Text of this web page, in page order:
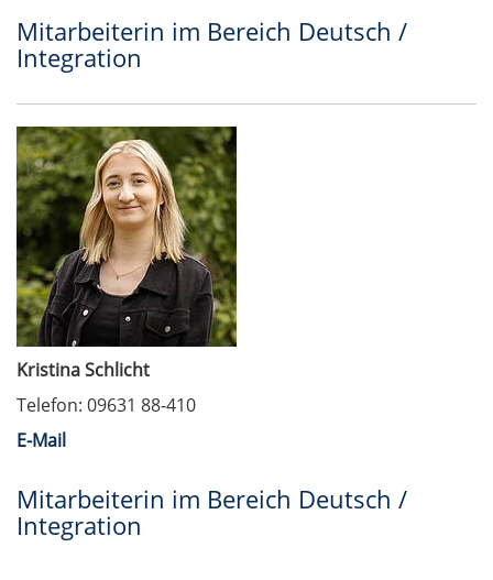
Mitarbeiterin im Bereich Deutsch /
Integration
Kristina Schlicht
Telefon: 09631 88-410
E-Mail
Mitarbeiterin im Bereich Deutsch /
Integration